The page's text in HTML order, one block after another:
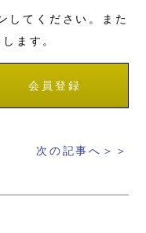
してください。また
ます。
会員登録
次の記事へ＞＞